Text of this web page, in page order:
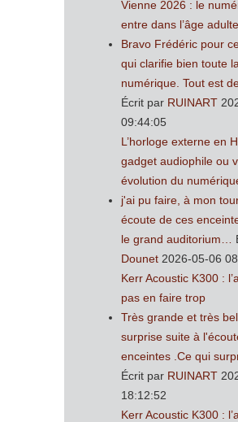
Vienne 2026 : le
entre dans l’âge adulte
Bravo Frédéric pour
qui clarifie bien toute
numérique. Tout est
Écrit par RUINART
09:44:05
L’horloge externe en
gadget audiophile ou
évolution du
j'ai pu faire, à mon
écoute de ces
le grand auditorium…
Dounet 2026-05-06
Kerr Acoustic K300 :
pas en faire trop
Très grande et très
surprise suite à
enceintes .Ce qui
Écrit par RUINART
18:12:52
Kerr Acoustic K300 :